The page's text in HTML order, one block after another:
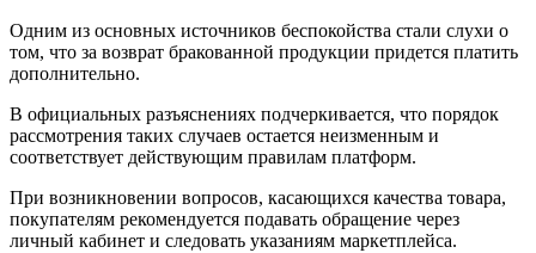
Одним из основных источников беспокойства стали слухи о
том, что за возврат бракованной продукции придется платить
дополнительно.
В официальных разъяснениях подчеркивается, что порядок
рассмотрения таких случаев остается неизменным и
соответствует действующим правилам платформ.
При возникновении вопросов, касающихся качества товара,
покупателям рекомендуется подавать обращение через
личный кабинет и следовать указаниям маркетплейса.